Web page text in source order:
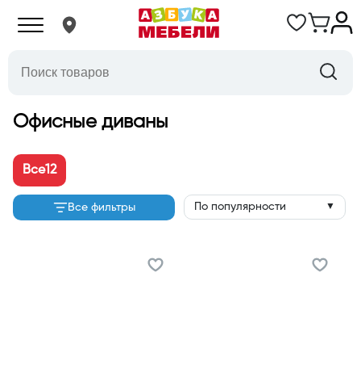
Офисные диваны
Все12
Все фильтры По популярности ▼